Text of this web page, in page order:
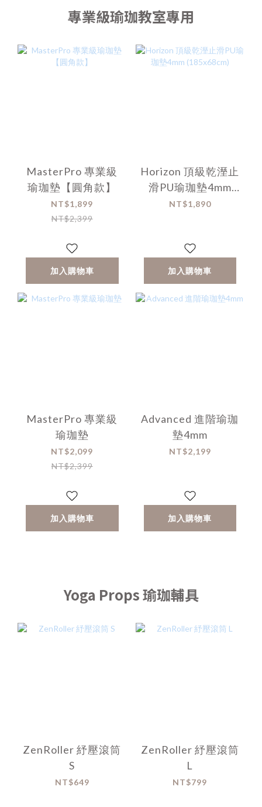
專業級瑜珈教室專用
MasterPro 專業級
瑜珈墊【圓角款】
NT$1,899
NT$2,399
加入購物車
Horizon 頂級乾溼止
滑PU瑜珈墊4mm
(185x68cm)
NT$1,890
加入購物車
MasterPro 專業級
瑜珈墊
NT$2,099
NT$2,399
加入購物車
Advanced 進階瑜珈
墊4mm
NT$2,199
加入購物車
Yoga Props 瑜珈輔具
ZenRoller 紓壓滾筒
S
NT$649
ZenRoller 紓壓滾筒
L
NT$799